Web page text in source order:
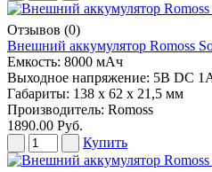
Отзывов (0)
Внешний аккумулятор Romoss
Емкость: 8000 мАч
Выходное напряжение: 5В DC
Габариты: 138 х 62 х 21,5 мм
Производитель: Romoss
1890.00 Руб.
Купить